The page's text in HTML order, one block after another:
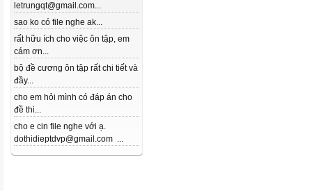
letrungqt@gmail.com...
sao ko có file nghe ak...
rất hữu ích cho việc ôn tập, em
cám ơn...
bộ đề cương ôn tập rất chi tiết và
đầy...
cho em hỏi mình có đáp án cho
đề thi...
cho e cin file nghe với ạ.
dothidieptdvp@gmail.com ...